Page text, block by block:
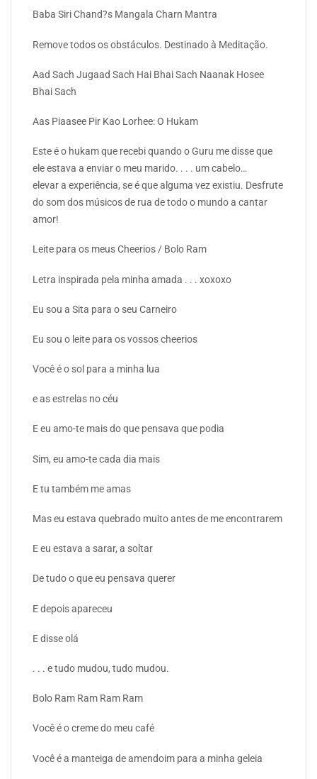
Baba Siri Chand?s Mangala Charn Mantra
Remove todos os obstáculos. Destinado à Meditação.
Aad Sach Jugaad Sach Hai Bhai Sach Naanak Hosee
Bhai Sach
Aas Piaasee Pir Kao Lorhee: O Hukam
Este é o hukam que recebi quando o Guru me disse que
ele estava a enviar o meu marido. . . . um cabelo…
elevar a experiência, se é que alguma vez existiu. Desfrute
do som dos músicos de rua de todo o mundo a cantar
amor!
Leite para os meus Cheerios / Bolo Ram
Letra inspirada pela minha amada . . . xoxoxo
Eu sou a Sita para o seu Carneiro
Eu sou o leite para os vossos cheerios
Você é o sol para a minha lua
e as estrelas no céu
E eu amo-te mais do que pensava que podia
Sim, eu amo-te cada dia mais
E tu também me amas
Mas eu estava quebrado muito antes de me encontrarem
E eu estava a sarar, a soltar
De tudo o que eu pensava querer
E depois apareceu
E disse olá
. . . e tudo mudou, tudo mudou.
Bolo Ram Ram Ram Ram
Você é o creme do meu café
Você é a manteiga de amendoim para a minha geleia